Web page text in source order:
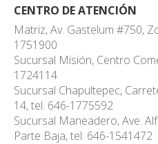
CENTRO DE ATENCIÓN
Matriz, Av. Gastelum #750,
1751900
Sucursal Misión, Centro
1724114
Sucursal Chapultepec,
14, tel. 646-1775592
Sucursal Maneadero, Ave.
Parte Baja, tel. 646-1541472